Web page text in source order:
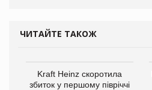
ЧИТАЙТЕ ТАКОЖ
Kraft Heinz скоротила
збиток у першому півріччі